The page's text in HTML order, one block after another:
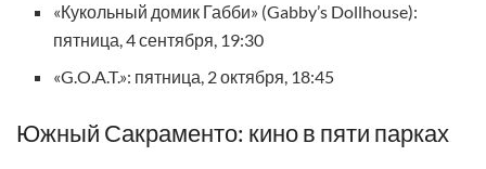
«Кукольный домик Габби» (Gabby’s Dollhouse):
пятница, 4 сентября, 19:30
«G.O.A.T.»: пятница, 2 октября, 18:45
Южный Сакраменто: кино в пяти парках